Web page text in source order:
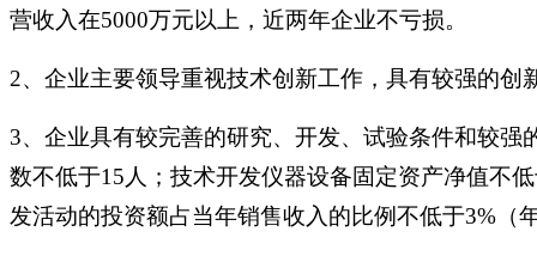
营收入在5000万元以上，近两年企业不亏损。
2、企业主要领导重视技术创新工作，具有较强的
3、企业具有较完善的研究、开发、试验条件和较
数不低于15人；技术开发仪器设备固定资产净值不
发活动的投资额占当年销售收入的比例不低于3%